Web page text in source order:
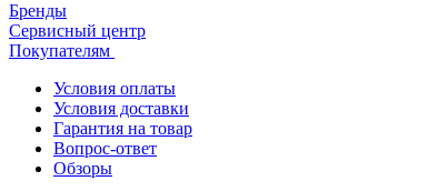
Бренды
Сервисный центр
Покупателям
Условия оплаты
Условия доставки
Гарантия на товар
Вопрос-ответ
Обзоры